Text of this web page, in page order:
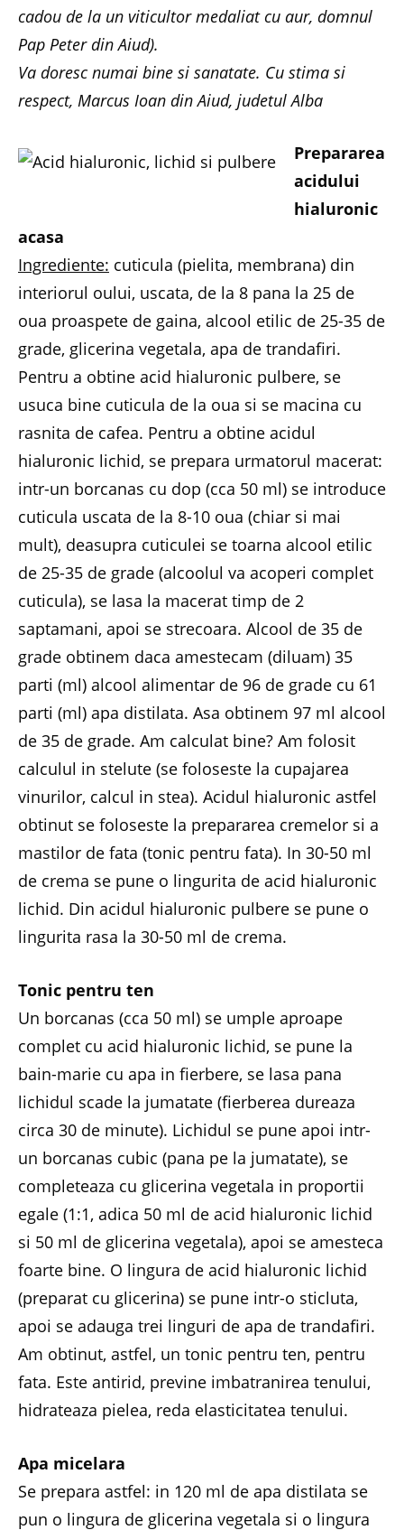
cadou de la un viticultor medaliat cu aur, domnul
Pap Peter din Aiud).
Va doresc numai bine si sanatate. Cu stima si
respect, Marcus Ioan din Aiud, judetul Alba
Prepararea
acidului
hialuronic
acasa
Ingrediente: cuticula (pielita, membrana) din
interiorul oului, uscata, de la 8 pana la 25 de
oua proaspete de gaina, alcool etilic de 25-35 de
grade, glicerina vegetala, apa de trandafiri.
Pentru a obtine acid hialuronic pulbere, se
usuca bine cuticula de la oua si se macina cu
rasnita de cafea. Pentru a obtine acidul
hialuronic lichid, se prepara urmatorul macerat:
intr-un borcanas cu dop (cca 50 ml) se introduce
cuticula uscata de la 8-10 oua (chiar si mai
mult), deasupra cuticulei se toarna alcool etilic
de 25-35 de grade (alcoolul va acoperi complet
cuticula), se lasa la macerat timp de 2
saptamani, apoi se strecoara. Alcool de 35 de
grade obtinem daca amestecam (diluam) 35
parti (ml) alcool alimentar de 96 de grade cu 61
parti (ml) apa distilata. Asa obtinem 97 ml alcool
de 35 de grade. Am calculat bine? Am folosit
calculul in stelute (se foloseste la cupajarea
vinurilor, calcul in stea). Acidul hialuronic astfel
obtinut se foloseste la prepararea cremelor si a
mastilor de fata (tonic pentru fata). In 30-50 ml
de crema se pune o lingurita de acid hialuronic
lichid. Din acidul hialuronic pulbere se pune o
lingurita rasa la 30-50 ml de crema.
Tonic pentru ten
Un borcanas (cca 50 ml) se umple aproape
complet cu acid hialuronic lichid, se pune la
bain-marie cu apa in fierbere, se lasa pana
lichidul scade la jumatate (fierberea dureaza
circa 30 de minute). Lichidul se pune apoi intr-
un borcanas cubic (pana pe la jumatate), se
completeaza cu glicerina vegetala in proportii
egale (1:1, adica 50 ml de acid hialuronic lichid
si 50 ml de glicerina vegetala), apoi se amesteca
foarte bine. O lingura de acid hialuronic lichid
(preparat cu glicerina) se pune intr-o sticluta,
apoi se adauga trei linguri de apa de trandafiri.
Am obtinut, astfel, un tonic pentru ten, pentru
fata. Este antirid, previne imbatranirea tenului,
hidrateaza pielea, reda elasticitatea tenului.
Apa micelara
Se prepara astfel: in 120 ml de apa distilata se
pun o lingura de glicerina vegetala si o lingura